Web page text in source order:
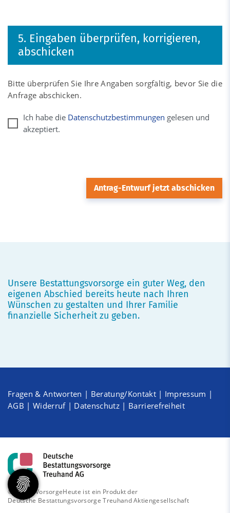
5. Eingaben überprüfen, korrigieren,
abschicken
Bitte überprüfen Sie Ihre Angaben sorgfältig, bevor Sie die
Anfrage abschicken.
Ich habe die Datenschutzbestimmungen gelesen und
akzeptiert.
Unsere Bestattungsvorsorge ein guter Weg, den
eigenen Abschied bereits heute nach Ihren
Wünschen zu gestalten und Ihrer Familie
finanzielle Sicherheit zu geben.
Fragen & Antworten | Beratung/Kontakt| Impressum |
AGB | Widerruf| Datenschutz | Barrierefreiheit
© 2026 - VorsorgeHeute ist ein Produkt der
Deutsche Bestattungsvorsorge Treuhand Aktiengesellschaft